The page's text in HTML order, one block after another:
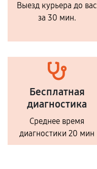
Выезд курьера до вас
за 30 мин.
Бесплатная
диагностика
Среднее время
диагностики 20 мин